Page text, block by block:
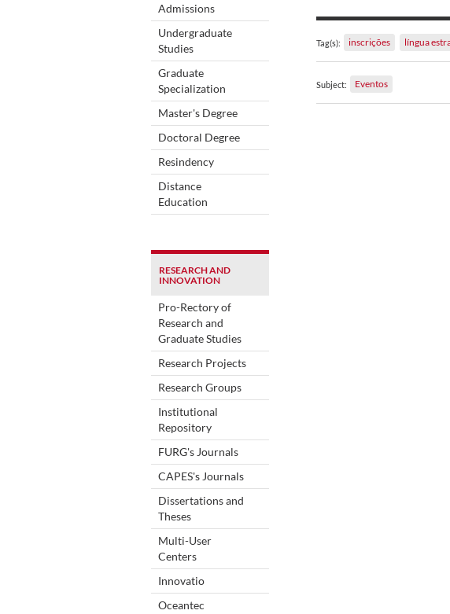
Admissions
Undergraduate
Studies
Graduate
Specialization
Master's Degree
Doctoral Degree
Resindency
Distance
Education
RESEARCH AND
INNOVATION
Pro-Rectory of
Research and
Graduate Studies
Research Projects
Research Groups
Institutional
Repository
FURG's Journals
CAPES's Journals
Dissertations and
Theses
Multi-User
Centers
Innovatio
Oceantec
Tag(s): inscrições língua
Subject: Eventos